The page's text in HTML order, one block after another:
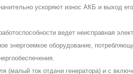
ускоряют износ АКБ и выход
ведет неисправная
энергоемкое оборудование,
(малый ток отдачи генератора) и с